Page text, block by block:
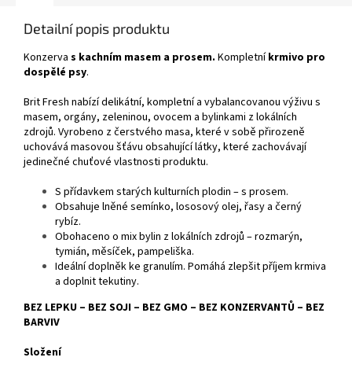
Detailní popis produktu
Konzerva s kachním masem a prosem. Kompletníkrmivo pro
dospělé psy.
Brit Fresh nabízí delikátní, kompletní a vybalancovanou výživu s
masem, orgány, zeleninou, ovocem a bylinkami z lokálních
zdrojů. Vyrobeno z čerstvého masa, které v sobě přirozeně
uchovává masovou šťávu obsahující látky, které zachovávají
jedinečné chuťové vlastnosti produktu.
S přídavkem starých kulturních plodin – s prosem.
Obsahuje lněné semínko, lososový olej, řasy a černý
rybíz.
Obohaceno o mix bylin z lokálních zdrojů – rozmarýn,
tymián, měsíček, pampeliška.
Ideální doplněk ke granulím. Pomáhá zlepšit příjem krmiva
a doplnit tekutiny.
BEZ LEPKU – BEZ SOJI – BEZ GMO – BEZ KONZERVANTŮ – BEZ
BARVIV
Složení